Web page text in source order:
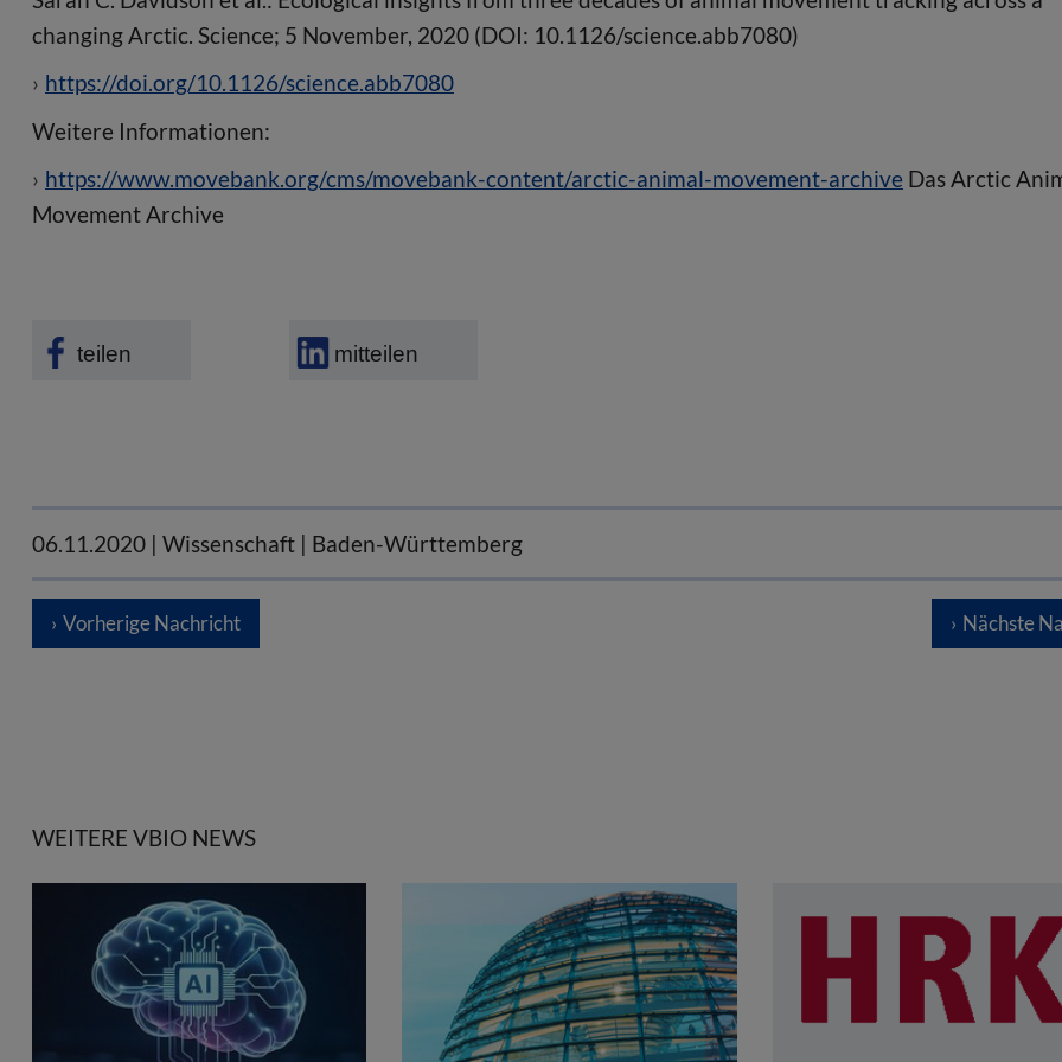
changing Arctic. Science; 5 November, 2020 (DOI: 10.1126/science.abb7080)
https://doi.org/10.1126/science.abb7080
Weitere Informationen:
https://www.movebank.org/cms/movebank-content/arctic-animal-movement-archive Das Arctic
Movement Archive
teilen mitteilen
06.11.2020 | Wissenschaft | Baden-Württemberg
Vorherige Nachricht Nächste
WEITERE VBIO NEWS